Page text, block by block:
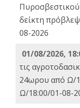
δείκτη
08-2026
01/08/2026,
τις
24ωρου από Ω/
Ω/18:00/01-08-